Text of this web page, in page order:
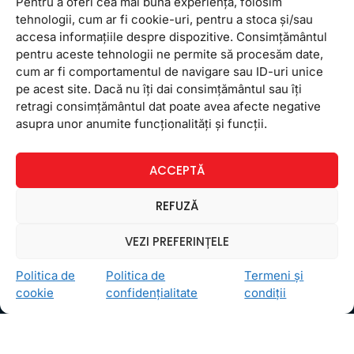
tehnologii, cum ar fi cookie-uri, pentru a stoca și/sau
accesa informațiile despre dispozitive. Consimțământul
pentru aceste tehnologii ne permite să procesăm date,
cum ar fi comportamentul de navigare sau ID-uri unice
pe acest site. Dacă nu îți dai consimțământul sau îți
retragi consimțământul dat poate avea afecte negative
asupra unor anumite funcționalități și funcții.
ACCEPTĂ
REFUZĂ
VEZI PREFERINȚELE
Politica de
cookie
Politica de
confidențialitate
Termeni și
condiții
Ceea ce ne ghidează pe toţi cei din echipa FollowMe
este motto-ulÎnvaţă zâmbind. Vrem să realizăm asta
Locații
FollowMe Vitan